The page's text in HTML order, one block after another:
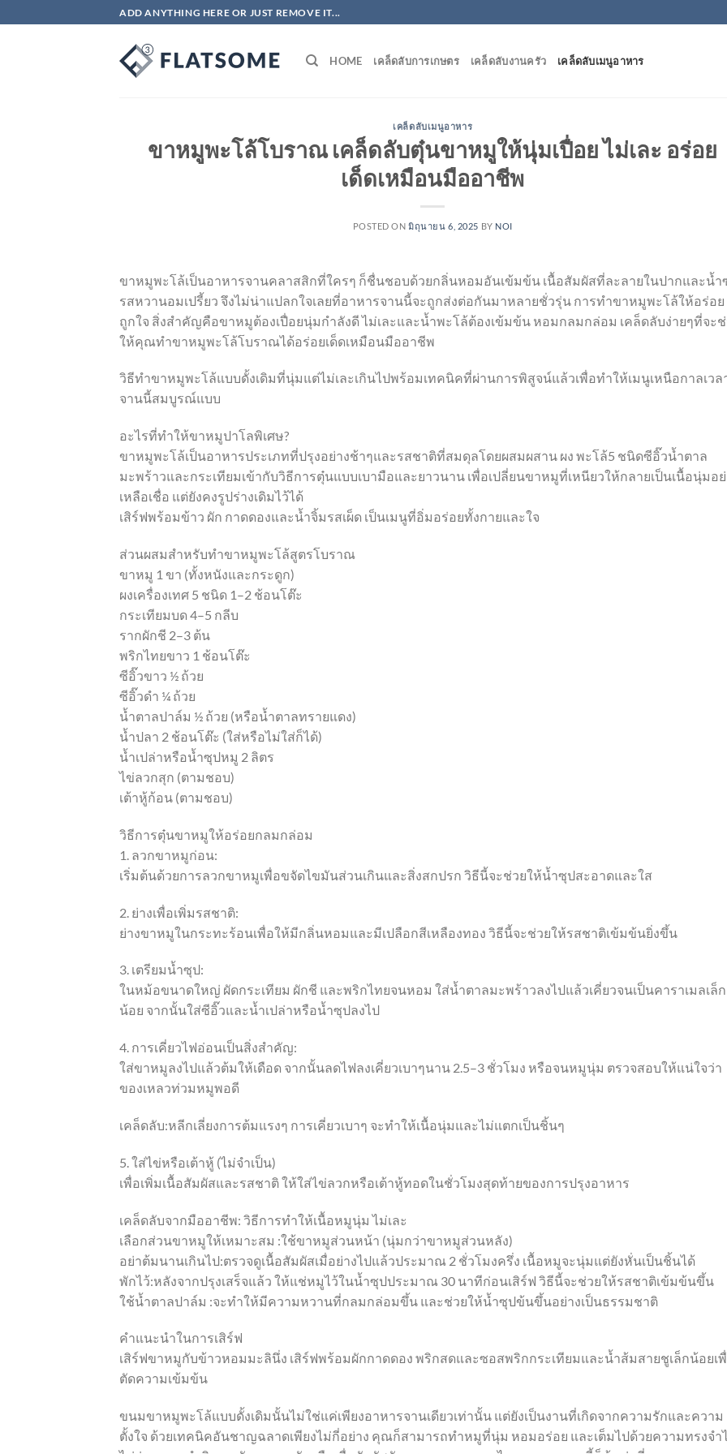
ไป
ADD ANYTHING HERE OR JUST REMOVE IT...
HOME เคล็ดลับการเกษตร เคล็ดลับงานครัว เคล็ดลับเมนูอาหาร
เคล็ดลับเมนูอาหาร
ขาหมูพะโล้โบราณ เคล็ดลับตุ๋นขาหมูให้นุ่มเปื่อย ไม่เละ อร่อย
เด็ดเหมือนมืออาชีพ
POSTED ONมิถุนายน 6, 2025 BY NOI
ขาหมูพะโล้เป็นอาหารจานคลาสสิกที่ใครๆ ก็ชื่นชอบด้วยกลิ่นหอมอันเข้มข้น เนื้อสัมผัสที่ละลายในปากและน้ำ
รสหวานอมเปรี้ยว จึงไม่น่าแปลกใจเลยที่อาหารจานนี้จะถูกส่งต่อกันมาหลายชั่วรุ่น การทำขาหมูพะโล้ให้อร่อย
ถูกใจ สิ่งสำคัญคือขาหมูต้องเปื่อยนุ่มกำลังดี ไม่เละและน้ำพะโล้ต้องเข้มข้น หอมกลมกล่อม เคล็ดลับง่ายๆที่จะ
ให้คุณทำขาหมูพะโล้โบราณได้อร่อยเด็ดเหมือนมืออาชีพ
วิธีทำขาหมูพะโล้แบบดั้งเดิมที่นุ่มแต่ไม่เละเกินไปพร้อมเทคนิคที่ผ่านการพิสูจน์แล้วเพื่อทำให้เมนูเหนือกาลเวล
จานนี้สมบูรณ์แบบ
อะไรที่ทำให้ขาหมูปาโลพิเศษ?
ขาหมูพะโล้เป็นอาหารประเภทที่ปรุงอย่างช้าๆและรสชาติที่สมดุลโดยผสมผสาน ผง พะโล้5 ชนิดซีอิ๊วน้ำตาล
มะพร้าวและกระเทียมเข้ากับวิธีการตุ๋นแบบเบามือและยาวนาน เพื่อเปลี่ยนขาหมูที่เหนียวให้กลายเป็นเนื้อนุ่มอย่
เหลือเชื่อ แต่ยังคงรูปร่างเดิมไว้ได้
เสิร์ฟพร้อมข้าว ผัก กาดดองและน้ำจิ้มรสเผ็ด เป็นเมนูที่อิ่มอร่อยทั้งกายและใจ
ส่วนผสมสำหรับทำขาหมูพะโล้สูตรโบราณ
ขาหมู 1 ขา (ทั้งหนังและกระดูก)
ผงเครื่องเทศ 5 ชนิด 1–2 ช้อนโต๊ะ
กระเทียมบด 4–5 กลีบ
รากผักชี 2–3 ต้น
พริกไทยขาว 1 ช้อนโต๊ะ
ซีอิ๊วขาว ½ ถ้วย
ซีอิ๊วดำ ¼ ถ้วย
น้ำตาลปาล์ม ½ ถ้วย (หรือน้ำตาลทรายแดง)
น้ำปลา 2 ช้อนโต๊ะ (ใส่หรือไม่ใส่ก็ได้)
น้ำเปล่าหรือน้ำซุปหมู 2 ลิตร
ไข่ลวกสุก (ตามชอบ)
เต้าหู้ก้อน (ตามชอบ)
วิธีการตุ๋นขาหมูให้อร่อยกลมกล่อม
1. ลวกขาหมูก่อน:
เริ่มต้นด้วยการลวกขาหมูเพื่อขจัดไขมันส่วนเกินและสิ่งสกปรก วิธีนี้จะช่วยให้น้ำซุปสะอาดและใส
2. ย่างเพื่อเพิ่มรสชาติ:
ย่างขาหมูในกระทะร้อนเพื่อให้มีกลิ่นหอมและมีเปลือกสีเหลืองทอง วิธีนี้จะช่วยให้รสชาติเข้มข้นยิ่งขึ้น
3. เตรียมน้ำซุป:
ในหม้อขนาดใหญ่ ผัดกระเทียม ผักชี และพริกไทยจนหอม ใส่น้ำตาลมะพร้าวลงไปแล้วเคี่ยวจนเป็นคาราเมลเล็ก
น้อย จากนั้นใส่ซีอิ๊วและน้ำเปล่าหรือน้ำซุปลงไป
4. การเคี่ยวไฟอ่อนเป็นสิ่งสำคัญ:
ใส่ขาหมูลงไปแล้วต้มให้เดือด จากนั้นลดไฟลงเคี่ยวเบาๆนาน 2.5–3 ชั่วโมง หรือจนหมูนุ่ม ตรวจสอบให้แน่ใจว่า
ของเหลวท่วมหมูพอดี
เคล็ดลับ:หลีกเลี่ยงการต้มแรงๆ การเคี่ยวเบาๆ จะทำให้เนื้อนุ่มและไม่แตกเป็นชิ้นๆ
5. ใส่ไข่หรือเต้าหู้ (ไม่จำเป็น)
เพื่อเพิ่มเนื้อสัมผัสและรสชาติ ให้ใส่ไข่ลวกหรือเต้าหู้ทอดในชั่วโมงสุดท้ายของการปรุงอาหาร
เคล็ดลับจากมืออาชีพ: วิธีการทำให้เนื้อหมูนุ่ม ไม่เละ
เลือกส่วนขาหมูให้เหมาะสม :ใช้ขาหมูส่วนหน้า (นุ่มกว่าขาหมูส่วนหลัง)
อย่าต้มนานเกินไป:ตรวจดูเนื้อสัมผัสเมื่อย่างไปแล้วประมาณ 2 ชั่วโมงครึ่ง เนื้อหมูจะนุ่มแต่ยังหั่นเป็นชิ้นได้
พักไว้:หลังจากปรุงเสร็จแล้ว ให้แช่หมูไว้ในน้ำซุปประมาณ 30 นาทีก่อนเสิร์ฟ วิธีนี้จะช่วยให้รสชาติเข้มข้นขึ้น
ใช้น้ำตาลปาล์ม :จะทำให้มีความหวานที่กลมกล่อมขึ้น และช่วยให้น้ำซุปข้นขึ้นอย่างเป็นธรรมชาติ
คำแนะนำในการเสิร์ฟ
เสิร์ฟขาหมูกับข้าวหอมมะลินึ่ง เสิร์ฟพร้อมผักกาดดอง พริกสดและซอสพริกกระเทียมและน้ำส้มสายชูเล็กน้อยเ
ตัดความเข้มข้น
ขนมขาหมูพะโล้แบบดั้งเดิมนั้นไม่ใช่แค่เพียงอาหารจานเดียวเท่านั้น แต่ยังเป็นงานที่เกิดจากความรักและความ
ตั้งใจ ด้วยเทคนิคอันชาญฉลาดเพียงไม่กี่อย่าง คุณก็สามารถทำหมูที่นุ่ม หอมอร่อย และเต็มไปด้วยความทรงจำ